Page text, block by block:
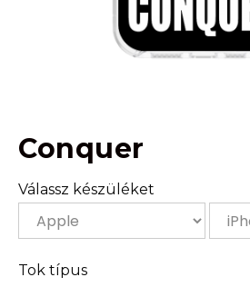
Conquer
Válassz készüléket
Tok típus